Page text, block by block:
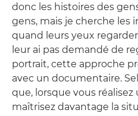
donc les histoires des
gens, mais je cherche les
quand leurs yeux
leur ai pas demandé de
portrait, cette approche
avec un documentaire.
que, lorsque vous
maîtrisez davantage la